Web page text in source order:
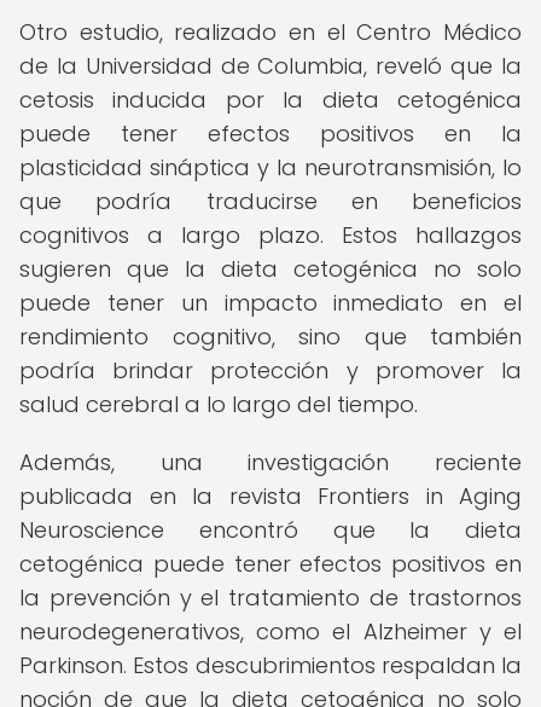
Otro estudio, realizado en el Centro Médico
de la Universidad de Columbia, reveló que la
cetosis inducida por la dieta cetogénica
puede tener efectos positivos en la
plasticidad sináptica y la neurotransmisión, lo
que podría traducirse en beneficios
cognitivos a largo plazo. Estos hallazgos
sugieren que la dieta cetogénica no solo
puede tener un impacto inmediato en el
rendimiento cognitivo, sino que también
podría brindar protección y promover la
salud cerebral a lo largo del tiempo.
Además, una investigación reciente
publicada en la revista Frontiers in Aging
Neuroscience encontró que la dieta
cetogénica puede tener efectos positivos en
la prevención y el tratamiento de trastornos
neurodegenerativos, como el Alzheimer y el
Parkinson. Estos descubrimientos respaldan la
noción de que la dieta cetogénica no solo